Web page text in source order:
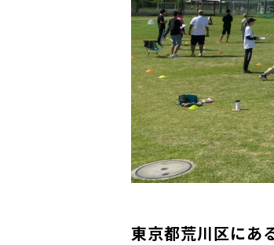
東京都荒川区にあ